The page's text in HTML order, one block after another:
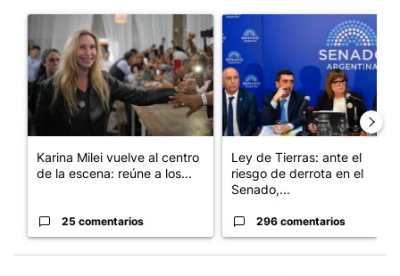
Karina Milei vuelve al centro
de la escena: reúne a los...
25 comentarios
Ley de Tierras: ante el
riesgo de derrota en el
Senado,...
296 comentarios
Conversación SIGA ESTA
SEGUIR
INICIAR SESIÓN